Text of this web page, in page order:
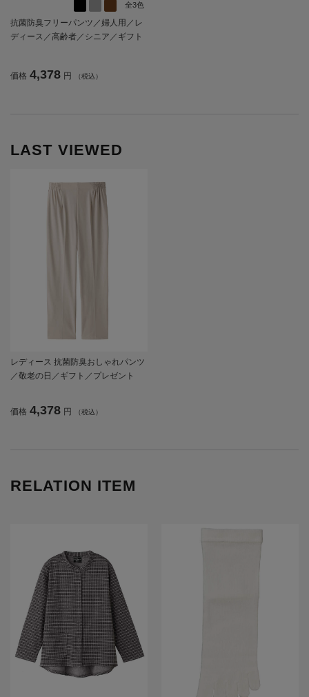
全3色
抗菌防臭フリーパンツ／婦人用／レ
ディース／高齢者／シニア／ギフト
価格 4,378 円 （税込）
LAST VIEWED
レディース 抗菌防臭おしゃれパンツ
／敬老の日／ギフト／プレゼント
価格 4,378 円 （税込）
RELATION ITEM